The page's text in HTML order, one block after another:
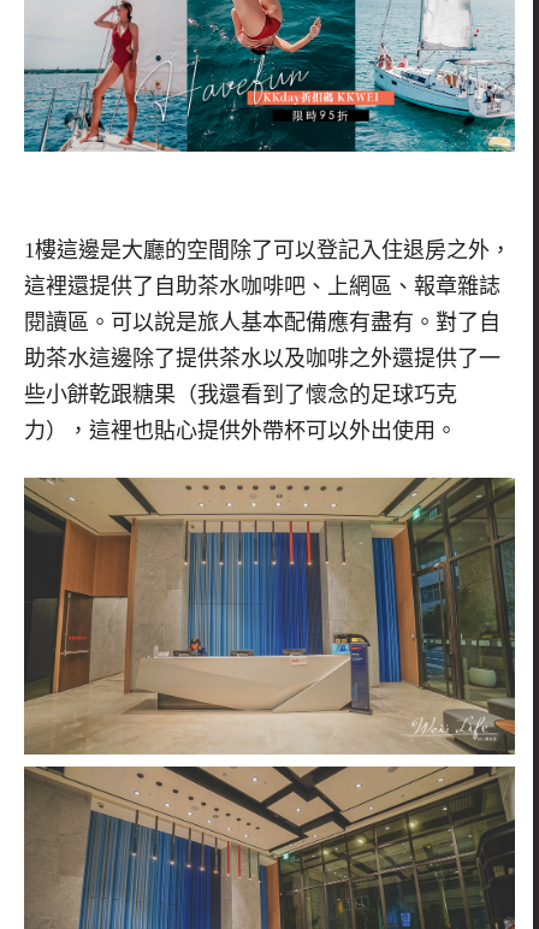
1樓這邊是大廳的空間除了可以登記入住退房之外，
這裡還提供了自助茶水咖啡吧、上網區、報章雜誌
閱讀區。可以說是旅人基本配備應有盡有。對了自
助茶水這邊除了提供茶水以及咖啡之外還提供了一
些小餅乾跟糖果（我還看到了懷念的足球巧克
力），這裡也貼心提供外帶杯可以外出使用。